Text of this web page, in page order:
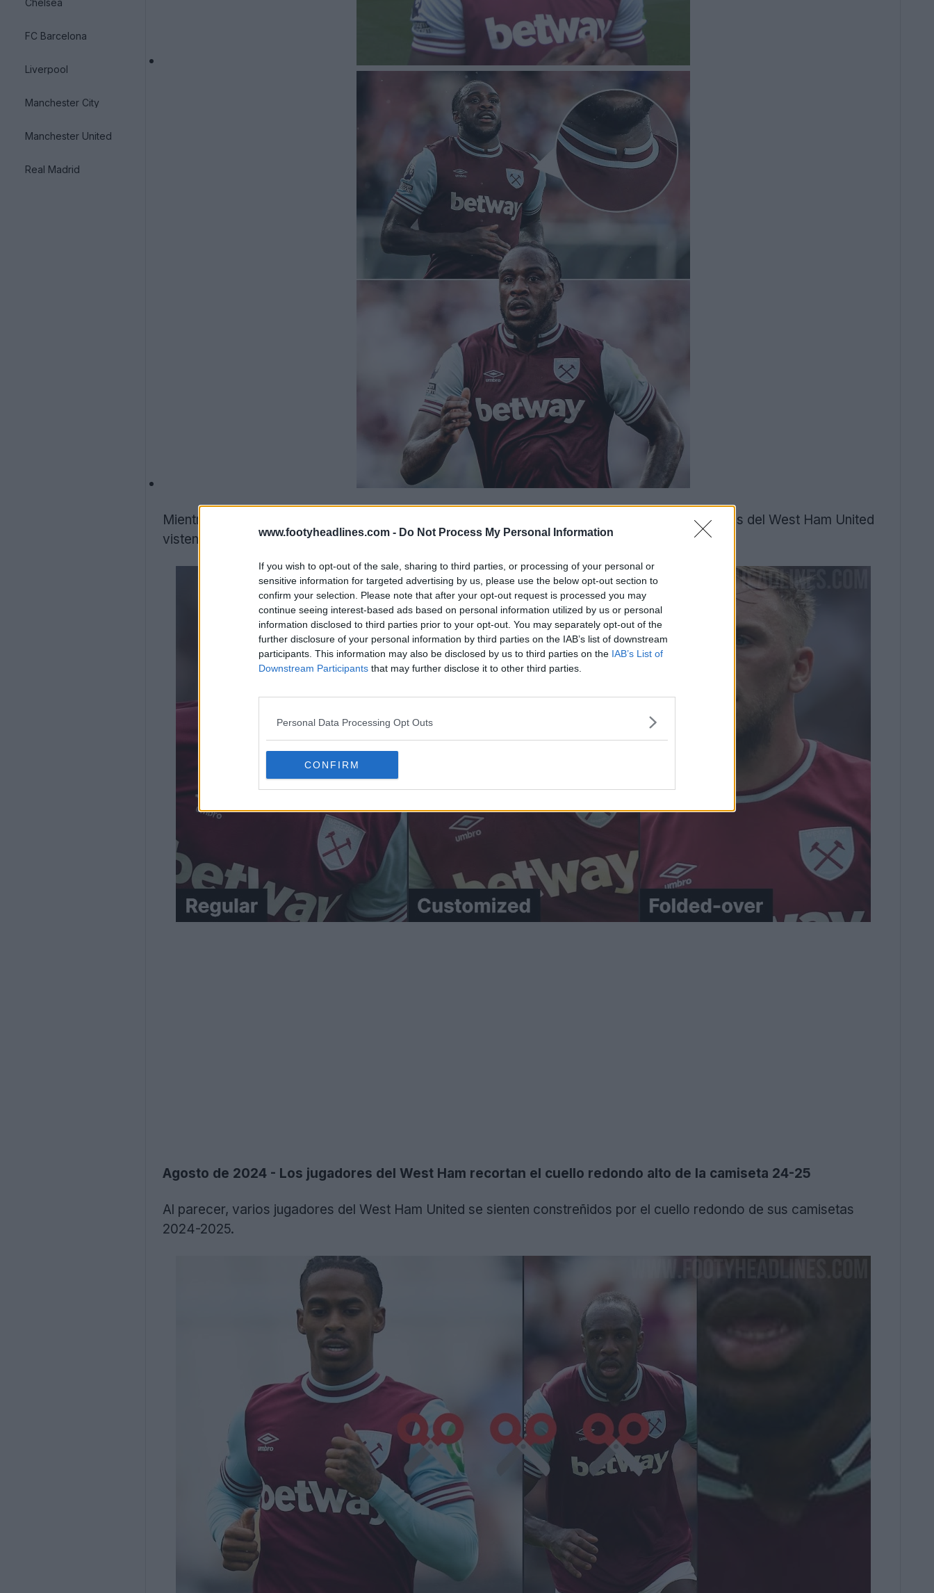
www.footyheadlines.com - Do Not Process My Personal Information
If you wish to opt-out of the sale, sharing to third parties, or processing of your personal or
sensitive information for targeted advertising by us, please use the below opt-out section to
confirm your selection. Please note that after your opt-out request is processed you may
continue seeing interest-based ads based on personal information utilized by us or personal
information disclosed to third parties prior to your opt-out. You may separately opt-out of the
further disclosure of your personal information by third parties on the IAB’s list of downstream
participants. This information may also be disclosed by us to third parties on the IAB’s List of
Downstream Participants that may further disclose it to other third parties.
Personal Data Processing Opt Outs
CONFIRM
FC Barcelona
Liverpool
Manchester City
Manchester United
Real Madrid
Mientras tanto, Jarrod Bowen dobló el cuello para que fuera menos restrictivo. Otros jugadores del West Ham United
visten la camiseta sin cambios.
Agosto de 2024 - Los jugadores del West Ham recortan el cuello redondo alto de la camiseta 24-25
Al parecer, varios jugadores del West Ham United se sienten constreñidos por el cuello redondo de sus camisetas
2024-2025.